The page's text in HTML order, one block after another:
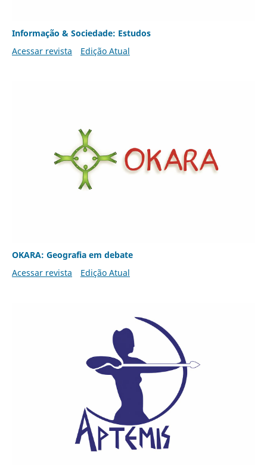
Informação & Sociedade: Estudos
Acessar revista
Edição Atual
OKARA: Geografia em debate
Acessar revista
Edição Atual